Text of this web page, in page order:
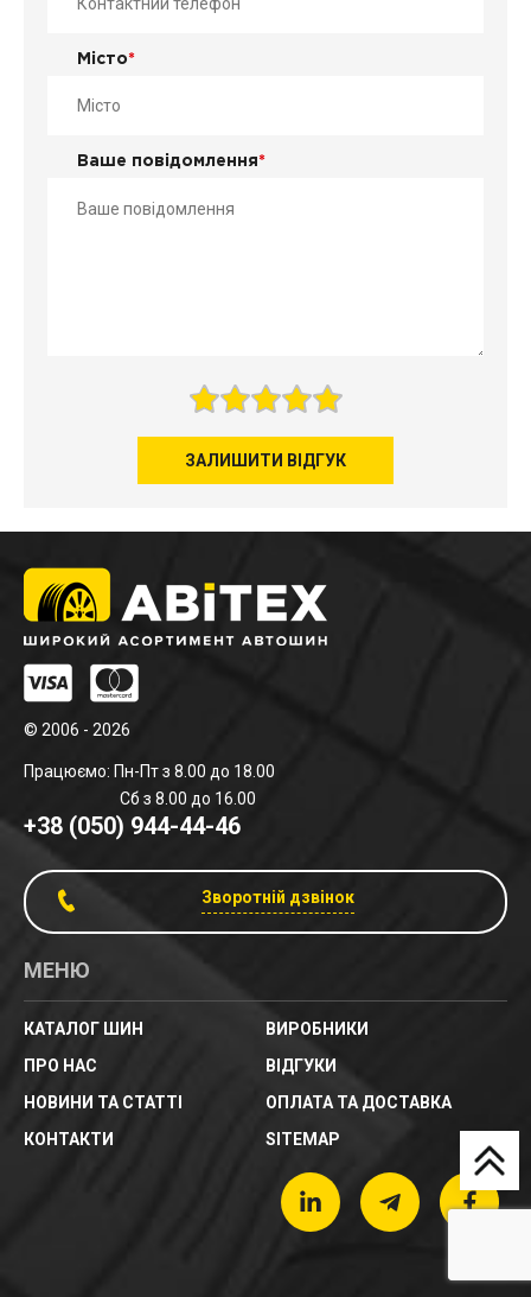
Місто*
Ваше повідомлення*
ЗАЛИШИТИ ВІДГУК
© 2006 - 2026
Працюємо: Пн-Пт з 8.00 до 18.00
Сб з 8.00 до 16.00
+38 (050) 944-44-46
Зворотній дзвінок
МЕНЮ
КАТАЛОГ ШИН
ВИРОБНИКИ
ПРО НАС
ВІДГУКИ
НОВИНИ ТА СТАТТІ
ОПЛАТА ТА ДОСТАВКА
КОНТАКТИ
SITEMAP